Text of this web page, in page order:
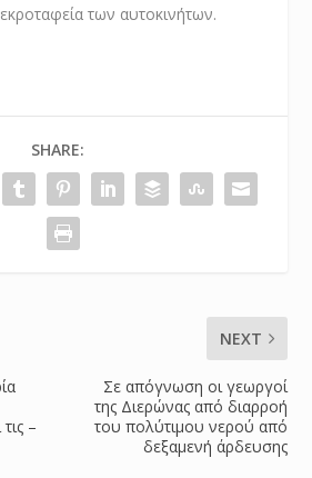
των αυτοκινήτων.
SHARE:
–
NEXT
Σε απόγνωση οι γεωργοί
της Διερώνας από διαρροή
του πολύτιμου νερού από
δεξαμενή άρδευσης